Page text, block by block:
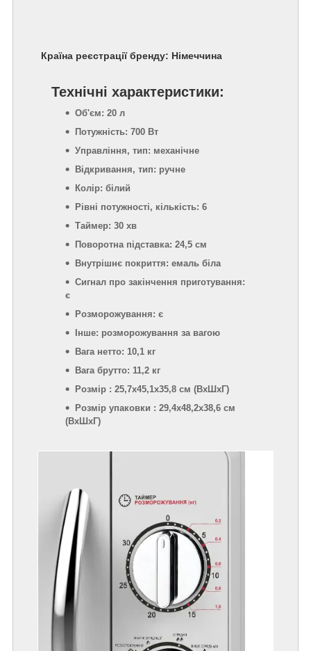
Технічні характеристики:
Об'єм: 20 л
Потужність: 700 Вт
Управління, тип: механічне
Відкривання, тип: ручне
Колір: білий
Рівні потужності, кількість: 6
Таймер: 30 хв
Поворотна підставка: 24,5 см
Внутрішнє покриття: емаль біла
Сигнал про закінчення приготування:
є
Розморожування: є
Інше: розморожування за вагою
Вага нетто: 10,1 кг
Вага брутто: 11,2 кг
Розмір : 25,7х45,1х35,8 см (ВхШхГ)
Розмір упаковки : 29,4х48,2х38,6 см
(ВхШхГ)
Країна реєстрації бренду: Німеччина